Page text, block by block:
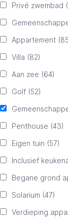
Privé zwembad
Appartement
Villa (82)
Aan zee (64)
Golf (52)
Penthouse (43)
Eigen tuin (57)
Inclusief
Begane grond
Solarium (47)
Verdieping